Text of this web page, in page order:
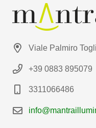
Viale Palmiro
+39 0883 895079
3311066486